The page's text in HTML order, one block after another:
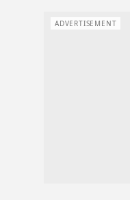
ADVERTISEMENT